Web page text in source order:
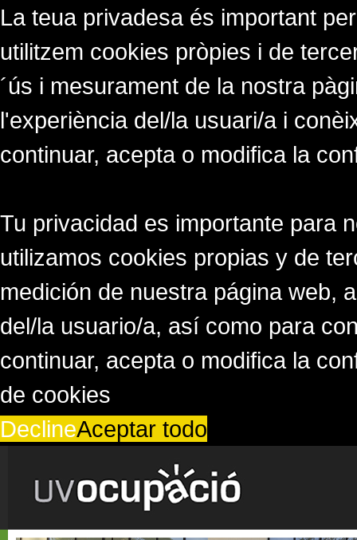
La teua privadesa és important
utilitzem cookies pròpies i de
´ús i mesurament de la nostra
l'experiència del/la usuari/a i
continuar, acepta o modifica la
Tu privacidad es importante para
utilizamos cookies propias y de
medición de nuestra página web,
del/la usuario/a, así como para
continuar, acepta o modifica la
de cookies
DeclineAceptar todo